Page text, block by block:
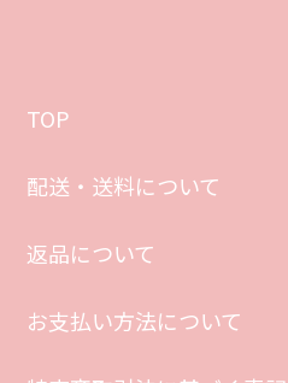
TOP
配送・送料について
返品について
お支払い方法について